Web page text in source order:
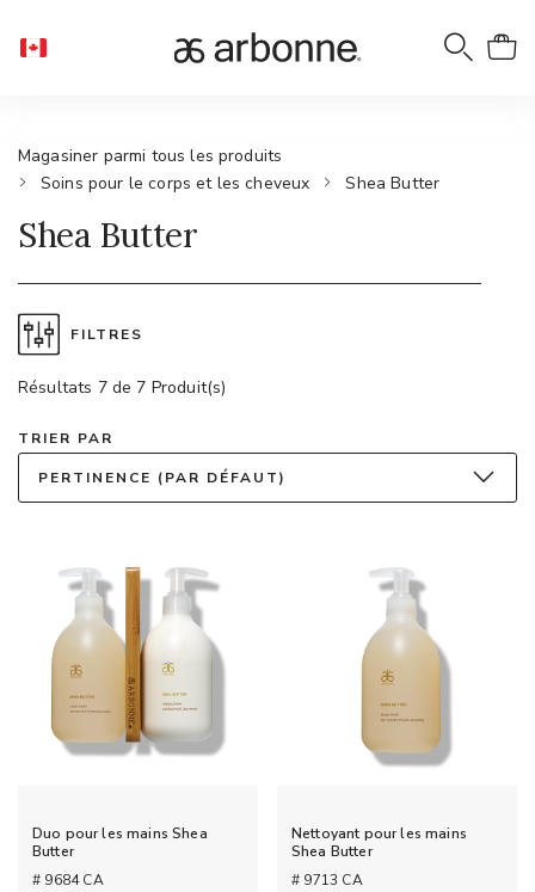
Magasiner parmi tous les produits
Soins pour le corps et les cheveux
Shea Butter
Shea Butter
FILTRES
Résultats 7 de 7 Produit(s)
TRIER PAR
PERTINENCE (PAR DÉFAUT)
Duo pour les mains Shea
Butter
# 9684 CA
Nettoyant pour les mains
Shea Butter
# 9713 CA